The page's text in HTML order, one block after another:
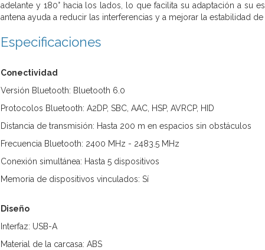
adelante y 180° hacia los lados, lo que facilita su adaptación a su
antena ayuda a reducir las interferencias y a mejorar la estabilidad
Especificaciones
Conectividad
Versión Bluetooth: Bluetooth 6.0
Protocolos Bluetooth: A2DP, SBC, AAC, HSP, AVRCP, HID
Distancia de transmisión: Hasta 200 m en espacios sin obstáculos
Frecuencia Bluetooth: 2400 MHz - 2483.5 MHz
Conexión simultánea: Hasta 5 dispositivos
Memoria de dispositivos vinculados: Sí
Diseño
Interfaz: USB-A
Material de la carcasa: ABS